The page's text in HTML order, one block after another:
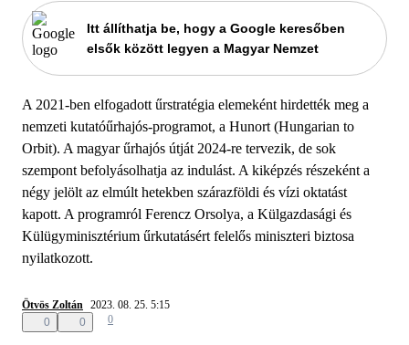
Itt állíthatja be, hogy a Google keresőben
elsők között legyen a Magyar Nemzet
A 2021-ben elfogadott űrstratégia elemeként hirdették meg a
nemzeti kutatóűrhajós-programot, a Hunort (Hungarian to
Orbit). A magyar űrhajós útját 2024-re tervezik, de sok
szempont befolyásolhatja az indulást. A kiképzés részeként a
négy jelölt az elmúlt hetekben szárazföldi és vízi oktatást
kapott. A programról Ferencz Orsolya, a Külgazdasági és
Külügyminisztérium űrkutatásért felelős miniszteri biztosa
nyilatkozott.
Ötvös Zoltán 2023. 08. 25. 5:15
0
0 0